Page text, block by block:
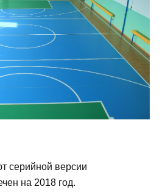
серийной версии
на 2018 год.